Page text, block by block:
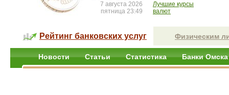
7 августа 2026
пятница 23:49
Лучшие курсы
валют
Рейтинг банковских услуг Физическим
Новости Статьи Статистика Банки Омска